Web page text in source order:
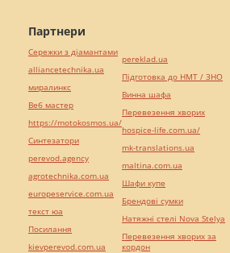
Партнери
Сережки з діамантами
alliancetechnika.ua
миралинкс
Веб мастер
https://motokosmos.ua/
Синтезатори
perevod.agency
agrotechnika.com.ua
europeservice.com.ua
текст юа
Посилання
kievperevod.com.ua
pereklad.ua
Підготовка до НМТ / ЗНО
Винна шафа
Перевезення хворих
hospice-life.com.ua/
mk-translations.ua
maltina.com.ua
Шафи купе
Брендові сумки
Натяжні стелі Nova Stelya
Перевезення хворих за
кордон